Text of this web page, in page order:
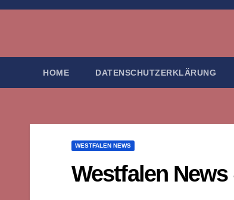
Zum
HOME DATENSCHUTZERKLÄRUNG
WESTFALEN NEWS
Westfalen News